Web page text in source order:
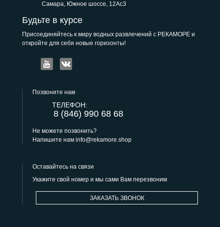
Самара, Южное шоссе, 12Ас3
Будьте в курсе
Присоединяйтесь к миру водных развлечений с РЕКАМОРЕ и
откройте для себя новые горизонты!
Позвоните нам
ТЕЛЕФОН:
8 (846) 990 68 68
Не можете позвонить?
Напишите нам info@rekamore.shop
Оставайтесь на связи
Укажите свой номер и мы сами Вам перезвоним
ЗАКАЗАТЬ ЗВОНОК